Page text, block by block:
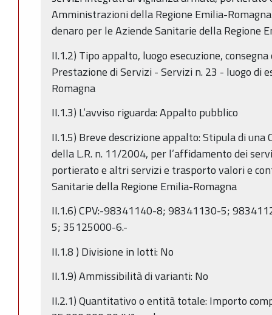
Amministrazioni della Regione Emilia-
denaro per le Aziende Sanitarie della Regione
II.1.2) Tipo appalto, luogo esecuzione,
Prestazione di Servizi - Servizi n. 23 - luogo di
Romagna
II.1.3) L’avviso riguarda: Appalto pubblico
II.1.5) Breve descrizione appalto: Stipula di una
della L.R. n. 11/2004, per l’affidamento dei
portierato e altri servizi e trasporto valori e
Sanitarie della Regione Emilia-Romagna
II.1.6) CPV:-98341140-8; 98341130-5;
5; 35125000-6.-
II.1.8 ) Divisione in lotti: No
II.1.9) Ammissibilità di varianti: No
II.2.1) Quantitativo o entità totale: Importo